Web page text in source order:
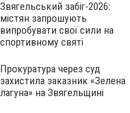
Звягельський забіг-2026:
містян запрошують
випробувати свої сили на
спортивному святі
Прокуратура через суд
захистила заказник «Зелена
лагуна» на Звягельщині